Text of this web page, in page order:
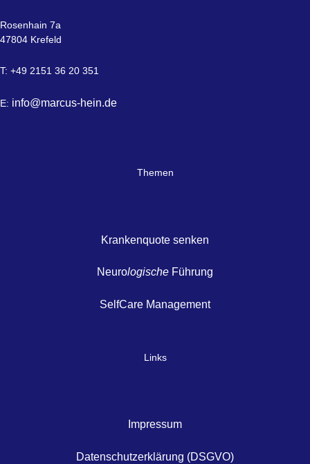
Rosenhain 7a
47804 Krefeld
T: +49 2151 36 20 351
E: info@marcus-hein.de
Themen
Krankenquote senken
Neurologische Führung
SelfCare Management
Links
Impressum
Datenschutzerklärung (DSGVO)